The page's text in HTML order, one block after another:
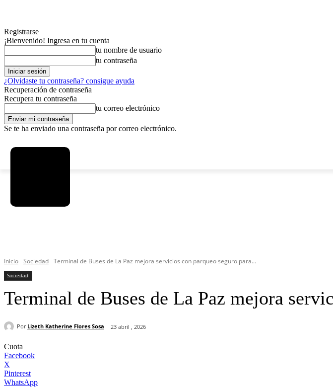
Registrarse
¡Bienvenido! Ingresa en tu cuenta
tu nombre de usuario
tu contraseña
¿Olvidaste tu contraseña? consigue ayuda
Recuperación de contraseña
Recupera tu contraseña
tu correo electrónico
Se te ha enviado una contraseña por correo electrónico.
Inicio Sociedad Terminal de Buses de La Paz mejora servicios con parqueo seguro para...
Sociedad
Terminal de Buses de La Paz mejora
Por Lizeth Katherine Flores Sosa 23 abril , 2026
Cuota
Facebook
X
Pinterest
WhatsApp